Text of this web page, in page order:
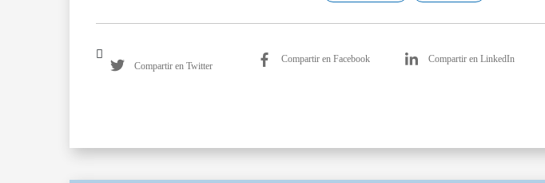
Compartir en Twitter
Compartir en Facebook Compartir en LinkedIn